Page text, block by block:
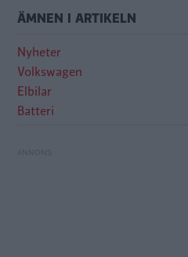
ÄMNEN I ARTIKELN
Nyheter
Volkswagen
Elbilar
Batteri